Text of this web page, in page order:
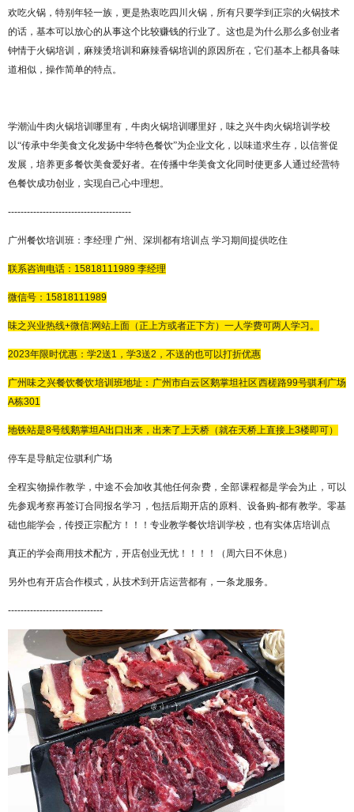
欢吃火锅，特别年轻一族，更是热衷吃四川火锅，所有只要学到正宗的火锅技术
的话，基本可以放心的从事这个比较赚钱的行业了。这也是为什么那么多创业者
钟情于火锅培训，麻辣烫培训和麻辣香锅培训的原因所在，它们基本上都具备味
道相似，操作简单的特点。
学潮汕牛肉火锅培训哪里有，牛肉火锅培训哪里好，味之兴牛肉火锅培训学校
以“传承中华美食文化发扬中华特色餐饮”为企业文化，以味道求生存，以信誉促
发展，培养更多餐饮美食爱好者。在传播中华美食文化同时使更多人通过经营特
色餐饮成功创业，实现自己心中理想。
---------------------------------------
广州餐饮培训班：李经理 广州、深圳都有培训点 学习期间提供吃住
联系咨询电话： 15818111989 李经理
微信号： 15818111989
味之兴业热线+微信:网站上面（正上方或者正下方）一人学费可两人学习。
2023年限时优惠：学2送1，学3送2，不送的也可以打折优惠
广州味之兴餐饮餐饮培训班地址：广州市白云区鹅掌坦社区西槎路99号骐利广场
A栋301
地铁站是8号线鹅掌坦A出口出来，出来了上天桥（就在天桥上直接上3楼即可）
停车是导航定位骐利广场
全程实物操作教学，中途不会加收其他任何杂费，全部课程都是学会为止，可以
先参观考察再签订合同报名学习，包括后期开店的原料、设备购-都有教学。零基
础也能学会，传授正宗配方！！！专业教学餐饮培训学校，也有实体店培训点
真正的学会商用技术配方，开店创业无忧！！！！（周六日不休息）
另外也有开店合作模式，从技术到开店运营都有，一条龙服务。
------------------------------